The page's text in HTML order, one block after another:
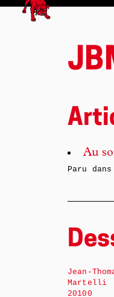
Au
Paru
Jean-
Martelli
20100